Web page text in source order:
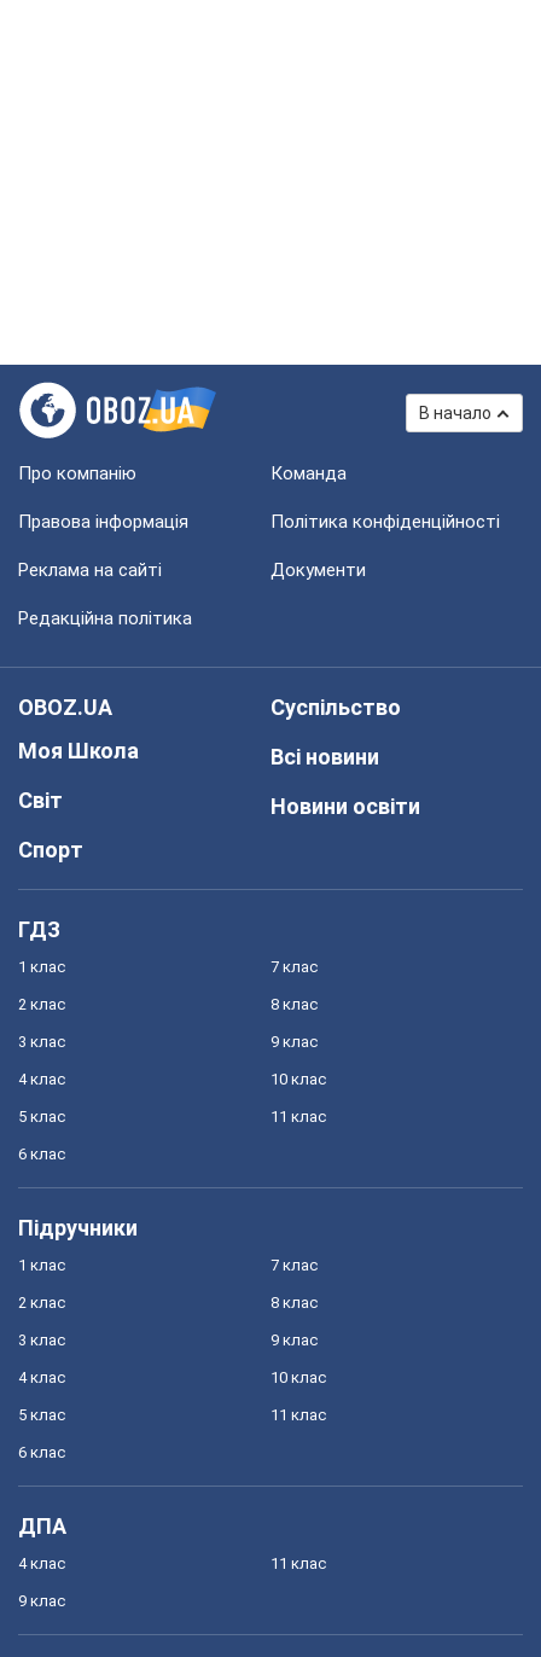
В начало
Про компанію Команда
Правова інформація Політика конфіденційності
Реклама на сайті Документи
Редакційна політика
OBOZ.UA
Моя Школа
Світ
Спорт
Суспільство
Всі новини
Новини освіти
ГДЗ
1 клас
2 клас
3 клас
4 клас
5 клас
6 клас
7 клас
8 клас
9 клас
10 клас
11 клас
Підручники
1 клас
2 клас
3 клас
4 клас
5 клас
6 клас
7 клас
8 клас
9 клас
10 клас
11 клас
ДПА
4 клас
9 клас
11 клас